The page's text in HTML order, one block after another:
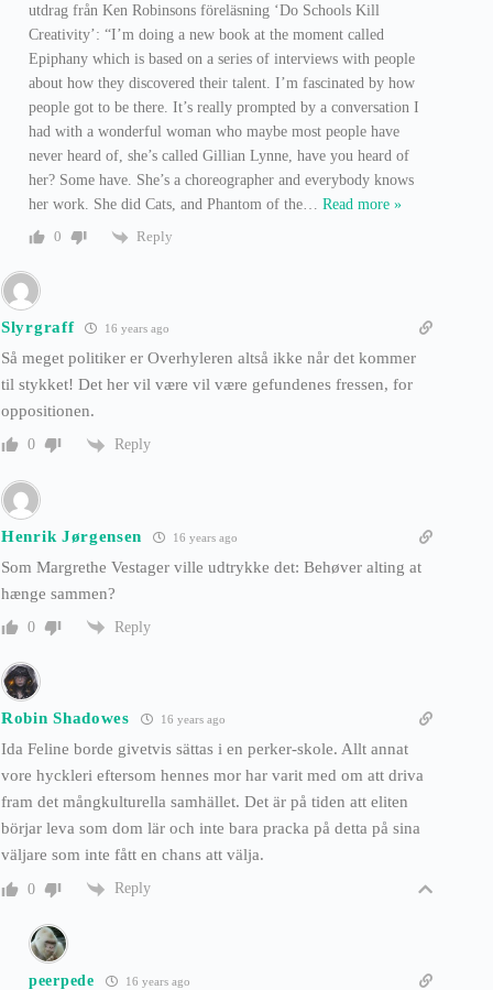
utdrag från Ken Robinsons föreläsning ‘Do Schools Kill
Creativity’: “I’m doing a new book at the moment called
Epiphany which is based on a series of interviews with people
about how they discovered their talent. I’m fascinated by how
people got to be there. It’s really prompted by a conversation I
had with a wonderful woman who maybe most people have
never heard of, she’s called Gillian Lynne, have you heard of
her? Some have. She’s a choreographer and everybody knows
her work. She did Cats, and Phantom of the
Read more »
0
Reply
Slyrgraff 16 years ago
Så meget politiker er Overhyleren altså ikke når det kommer
til stykket! Det her vil være vil være gefundenes fressen, for
oppositionen.
0 Reply
Henrik Jørgensen 16 years ago
Som Margrethe Vestager ville udtrykke det: Behøver alting at
hænge sammen?
0 Reply
Robin Shadowes 16 years ago
Ida Feline borde givetvis sättas i en perker-skole. Allt annat
vore hyckleri eftersom hennes mor har varit med om att driva
fram det mångkulturella samhället. Det är på tiden att eliten
börjar leva som dom lär och inte bara pracka på detta på sina
väljare som inte fått en chans att välja.
0 Reply
peerpede 16 years ago